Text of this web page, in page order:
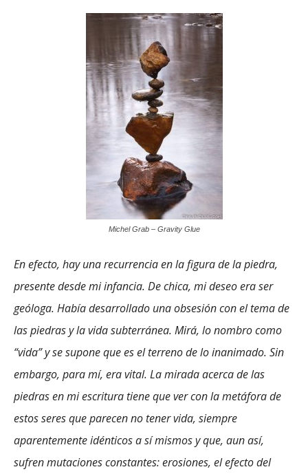
Michel Grab – Gravity Glue
En efecto, hay una recurrencia en la figura de la piedra,
presente desde mi infancia. De chica, mi deseo era ser
geóloga. Había desarrollado una obsesión con el tema de
las piedras y la vida subterránea. Mirá, lo nombro como
“vida” y se supone que es el terreno de lo inanimado. Sin
embargo, para mí, era vital. La mirada acerca de las
piedras en mi escritura tiene que ver con la metáfora de
estos seres que parecen no tener vida, siempre
aparentemente idénticos a sí mismos y que, aun así,
sufren mutaciones constantes: erosiones, el efecto del